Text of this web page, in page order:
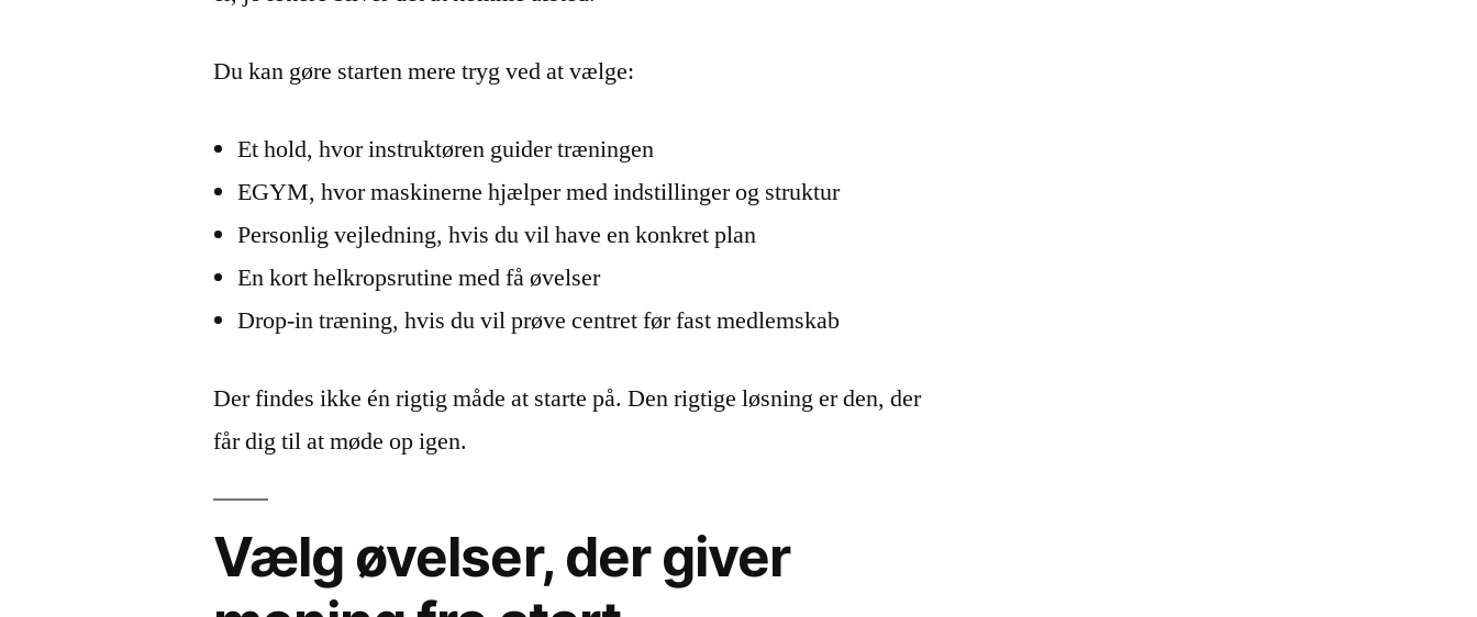
Du kan gøre starten mere tryg ved at vælge:
Et hold, hvor instruktøren guider træningen
EGYM, hvor maskinerne hjælper med indstillinger og struktur
Personlig vejledning, hvis du vil have en konkret plan
En kort helkropsrutine med få øvelser
Drop-in træning, hvis du vil prøve centret før fast medlemskab
Der findes ikke én rigtig måde at starte på. Den rigtige løsning er den, der
får dig til at møde op igen.
Vælg øvelser, der giver